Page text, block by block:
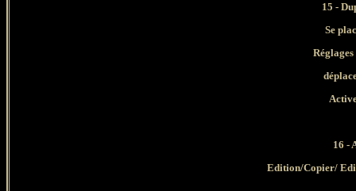
15 -
Se
16 -
Edition/Copier/